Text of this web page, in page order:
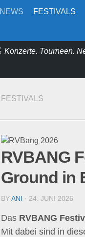
FESTIVALS
Konzerte. Tourneen.
FESTIVALS
RVBANG
Ground in
BYANI · 24. JUNI 2026
Das RVBANG
Mit dabei sind in